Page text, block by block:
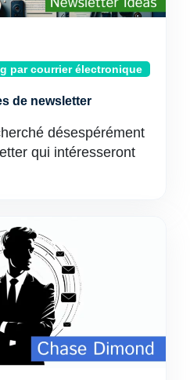
par courrier électronique
de newsletter
désespérément
qui intéresseront